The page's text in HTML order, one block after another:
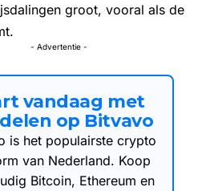
groot, vooral als de
- Advertentie -
vandaag met
op Bitvavo
is het populairste crypto
van Nederland. Koop
Bitcoin, Ethereum en